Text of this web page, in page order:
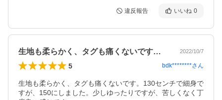
違反報告 いいね 0
生地も柔らかく、タグも痛くないです。1… 2022/10/7
5 bdk********さん
生地も柔らかく、タグも痛くないです。130センチで細身で
すが、150にしました。少しゆったりですが、苦しくなく丁